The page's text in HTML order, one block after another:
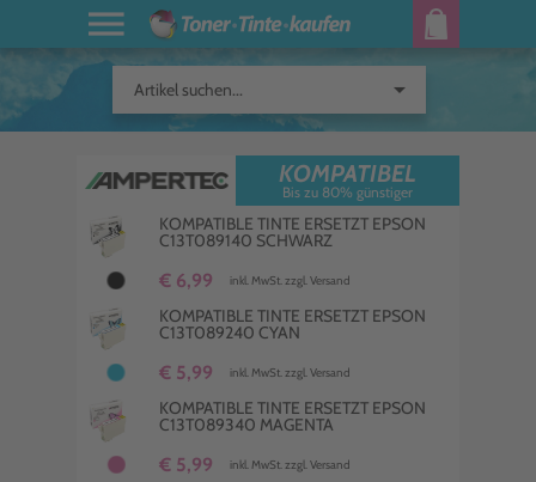
Artikel suchen... arrow_drop_down
KOMPATIBEL
Bis zu 80% günstiger
KOMPATIBLE TINTE ERSETZT EPSON
C13T089140 SCHWARZ
€ 6,99 inkl. MwSt. zzgl. Versand
KOMPATIBLE TINTE ERSETZT EPSON
C13T089240 CYAN
€ 5,99 inkl. MwSt. zzgl. Versand
KOMPATIBLE TINTE ERSETZT EPSON
C13T089340 MAGENTA
€ 5,99 inkl. MwSt. zzgl. Versand